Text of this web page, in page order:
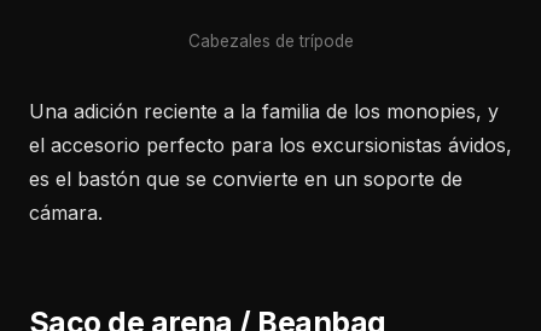
Cabezales de trípode
Una adición reciente a la familia de los monopies, y
el accesorio perfecto para los excursionistas ávidos,
es el bastón que se convierte en un soporte de
cámara.
Saco de arena / Beanbag